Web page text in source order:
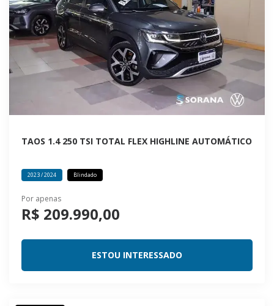
TAOS 1.4 250 TSI TOTAL FLEX HIGHLINE AUTOMÁTICO
2023 / 2024 Blindado
Por apenas
R$ 209.990,00
ESTOU INTERESSADO